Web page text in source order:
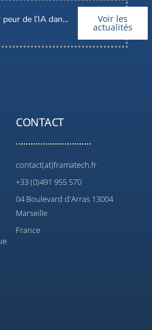
l’IA dans nos métiers ? Voir les
actualités
CONTACT
contact(at)framatech.fr
+33 (0)491 955 570
04 Boulevard d'Arras 13004
Marseille
France